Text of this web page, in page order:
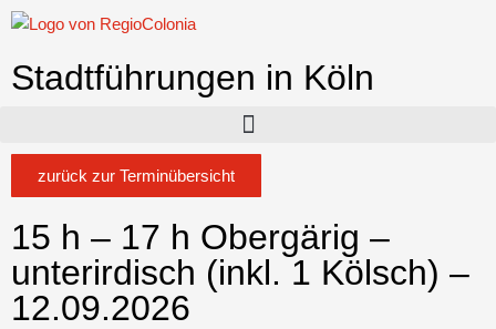
Stadtführungen in Köln
zurück zur Terminübersicht
15 h – 17 h Obergärig –
unterirdisch (inkl. 1 Kölsch) –
12.09.2026